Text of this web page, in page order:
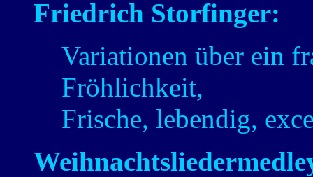
Friedrich Storfinger:
Variationen über ein
Fröhlichkeit,
Frische, lebendig,